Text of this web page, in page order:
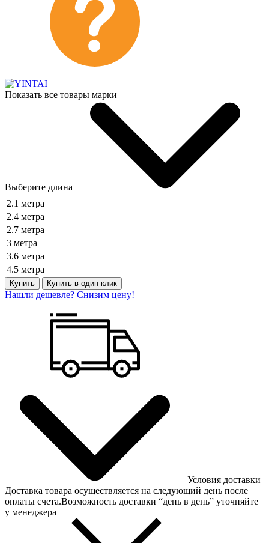
Показать все товары марки
Выберите длина
2.1 метра
2.4 метра
2.7 метра
3 метра
3.6 метра
4.5 метра
Купить Купить в один клик
Нашли дешевле? Снизим цену!
Условия доставки
Доставка товара осуществляется на следующий день после
оплаты счета.Возможность доставки “день в день” уточняйте
у менеджера